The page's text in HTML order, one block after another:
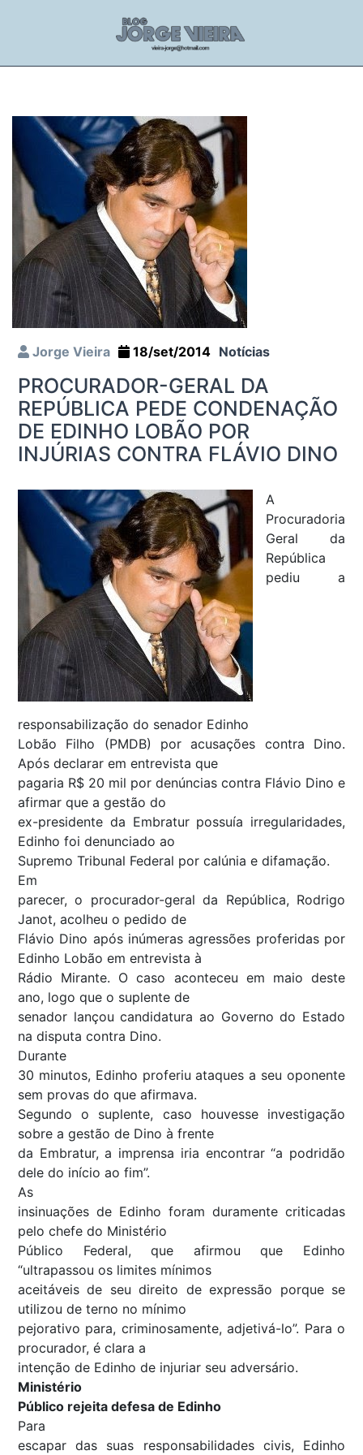
Jorge Vieira 18/set/2014 Notícias
PROCURADOR-GERAL DA
REPÚBLICA PEDE CONDENAÇÃO
DE EDINHO LOBÃO POR
INJÚRIAS CONTRA FLÁVIO DINO
A
Procuradoria
Geral da
República
pediu a
responsabilização do senador Edinho
Lobão Filho (PMDB) por acusações contra Dino.
Após declarar em entrevista que
pagaria R$ 20 mil por denúncias contra Flávio Dino e
afirmar que a gestão do
ex-presidente da Embratur possuía irregularidades,
Edinho foi denunciado ao
Supremo Tribunal Federal por calúnia e difamação.
Em
parecer, o procurador-geral da República, Rodrigo
Janot, acolheu o pedido de
Flávio Dino após inúmeras agressões proferidas por
Edinho Lobão em entrevista à
Rádio Mirante. O caso aconteceu em maio deste
ano, logo que o suplente de
senador lançou candidatura ao Governo do Estado
na disputa contra Dino.
Durante
30 minutos, Edinho proferiu ataques a seu oponente
sem provas do que afirmava.
Segundo o suplente, caso houvesse investigação
sobre a gestão de Dino à frente
da Embratur, a imprensa iria encontrar “a podridão
dele do início ao fim”.
As
insinuações de Edinho foram duramente criticadas
pelo chefe do Ministério
Público Federal, que afirmou que Edinho
“ultrapassou os limites mínimos
aceitáveis de seu direito de expressão porque se
utilizou de terno no mínimo
pejorativo para, criminosamente, adjetivá-lo”. Para o
procurador, é clara a
intenção de Edinho de injuriar seu adversário.
Ministério
Público rejeita defesa de Edinho
Para
escapar das suas responsabilidades civis, Edinho